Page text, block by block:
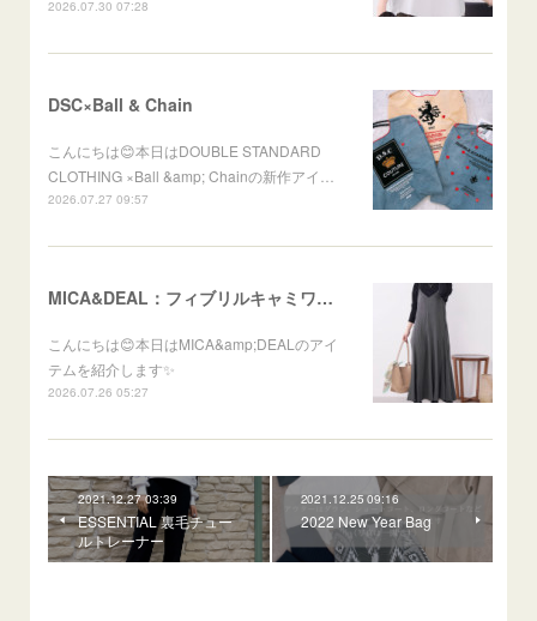
2026.07.30 07:28
DSC×Ball & Chain
こんにちは😊本日はDOUBLE STANDARD
CLOTHING ×Ball &amp; Chainの新作アイ…
2026.07.27 09:57
MICA&DEAL：フィブリルキャミワンピース
こんにちは😊本日はMICA&amp;DEALのアイ
テムを紹介します✨
2026.07.26 05:27
2021.12.27 03:39
ESSENTIAL 裏毛チュー
ルトレーナー
2021.12.25 09:16
2022 New Year Bag